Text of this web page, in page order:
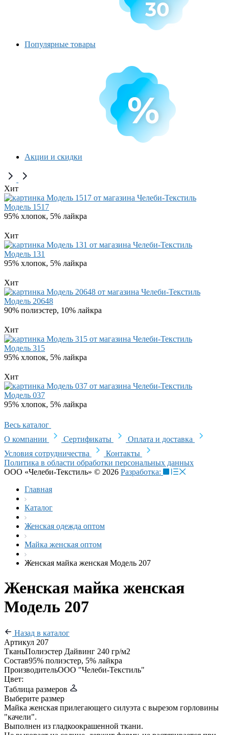
Популярные товары
Акции и скидки
Хит
Модель 1517
95% хлопок, 5% лайкра
Хит
Модель 131
95% хлопок, 5% лайкра
Хит
Модель 20648
90% полиэстер, 10% лайкра
Хит
Модель 315
95% хлопок, 5% лайкра
Хит
Модель 037
95% хлопок, 5% лайкра
Весь каталог
О компании
Сертификаты
Оплата и доставка
Условия сотрудничества
Контакты
Политика в области обработки персональных данных
ООО «Челеби-Текстиль» © 2026 Разработка:
Главная
Каталог
Женская одежда оптом
Майка женская оптом
Женская майка женская Модель 207
Женская майка женская
Модель 207
Назад в каталог
Артикул 207
ТканьПолиэстер Дайвинг 240 гр/м2
Состав95% полиэстер, 5% лайкра
ПроизводительООО "Челеби-Текстиль"
Цвет:
Таблица размеров
Выберите размер
Майка женская прилегающего силуэта с вырезом горловины
"качели".
Выполнен из гладкоокрашенной ткани.